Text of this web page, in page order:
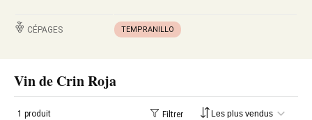
CÉPAGES TEMPRANILLO
Vin de Crin Roja
1 produit Filtrer